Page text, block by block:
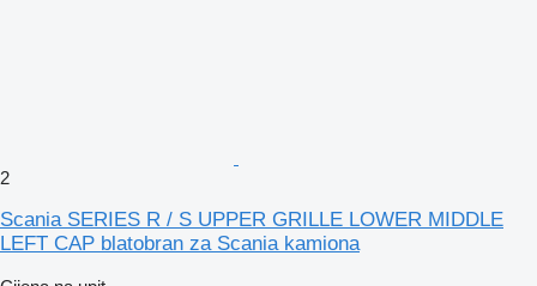
2
Scania SERIES R / S UPPER GRILLE LOWER MIDDLE
LEFT CAP blatobran za Scania kamiona